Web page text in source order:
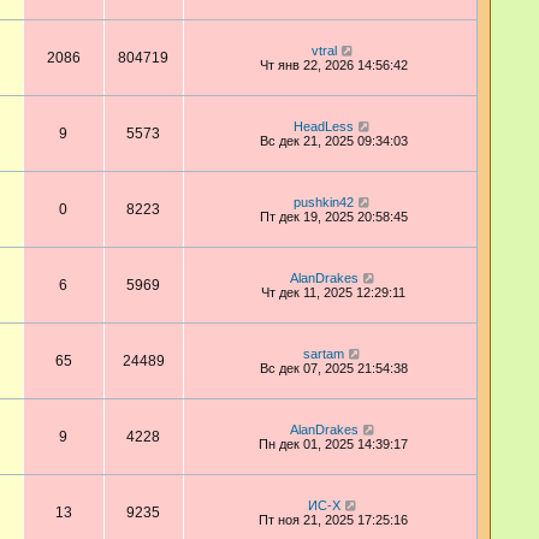
2086 804719
vtral
Чт янв 22, 2026 14:56:42
9 5573
HeadLess
Вс дек 21, 2025 09:34:03
0 8223
pushkin42
Пт дек 19, 2025 20:58:45
6 5969
AlanDrakes
Чт дек 11, 2025 12:29:11
65 24489
sartam
Вс дек 07, 2025 21:54:38
9 4228
AlanDrakes
Пн дек 01, 2025 14:39:17
13 9235
ИС-Х
Пт ноя 21, 2025 17:25:16